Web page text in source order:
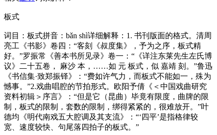
板式
词目：板式拼音：bǎn shì详细解释：1. 书刊版面的格式。清周
亮工《书影》卷四：“客刻《叔度集》，予为之序，板式精
好。”罗振常《善本书所见录》卷一：“《详注东莱先生左氏博
议》二十五卷， 麻沙 本，……如 元 板式，似 嘉靖 刻。”鲁迅
《书信集·致郑振铎》：“费如许气力，而板式不能如一，殊为
憾事。”2.戏曲唱腔的节拍形式。欧阳予倩《＜中国戏曲研究
资料初辑＞序言》：“但是它（昆曲）毕竟有限度，曲牌的限
制，板式的限制，套数的限制，绑得紧紧的，很难放开。”叶
德均《明代南戏五大腔调及其支流》：“‘四平’是指格律较
宽、速度较快、句尾落四拍子的板式。”